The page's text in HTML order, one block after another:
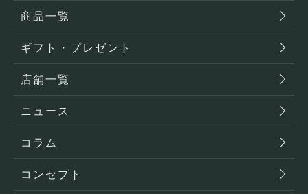
商品一覧
ギフト・プレゼント
店舗一覧
ニュース
コラム
コンセプト